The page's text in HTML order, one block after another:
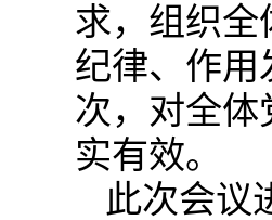
求，组织全
纪律、作用
次，对全体
实有效。
此次会议